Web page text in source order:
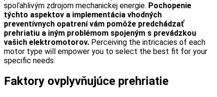
spoľahlivým zdrojom mechanickej energie. Pochopenie
týchto aspektov a implementácia vhodných
preventívnych opatrení vám pomôže predchádzať
prehriatiu a iným problémom spojeným s prevádzkou
vašich elektromotorov. Perceiving the intricacies of each
motor type will empower you to select the best fit for your
specific needs.
Faktory ovplyvňujúce prehriatie